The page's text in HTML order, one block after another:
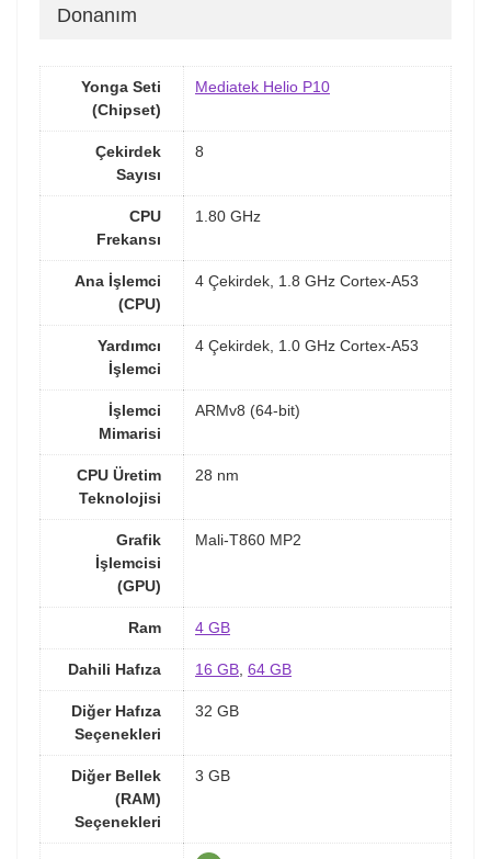
Donanım
Yonga Seti
(Chipset)
Mediatek Helio P10
Çekirdek
Sayısı
8
CPU
Frekansı
1.80 GHz
Ana İşlemci
(CPU)
4 Çekirdek, 1.8 GHz Cortex-A53
Yardımcı
İşlemci
4 Çekirdek, 1.0 GHz Cortex-A53
İşlemci
Mimarisi
ARMv8 (64-bit)
CPU Üretim
Teknolojisi
28 nm
Grafik
İşlemcisi
(GPU)
Mali-T860 MP2
Ram 4 GB
Dahili Hafıza 16 GB 64 GB
Diğer Hafıza
Seçenekleri
32 GB
Diğer Bellek
(RAM)
Seçenekleri
3 GB